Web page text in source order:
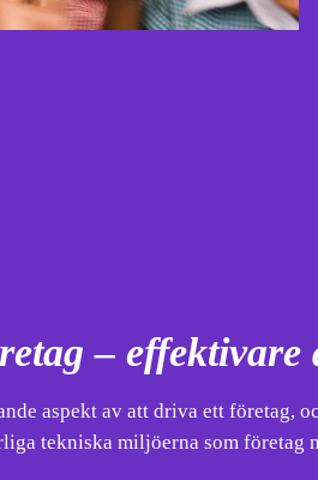
– effektivare
aspekt av att driva ett företag,
tekniska miljöerna som företag